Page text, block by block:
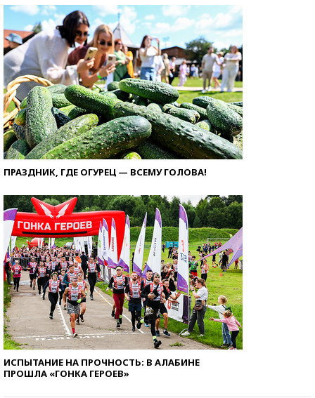
ПРАЗДНИК, ГДЕ ОГУРЕЦ — ВСЕМУ ГОЛОВА!
ИСПЫТАНИЕ НА ПРОЧНОСТЬ: В АЛАБИНЕ
ПРОШЛА «ГОНКА ГЕРОЕВ»